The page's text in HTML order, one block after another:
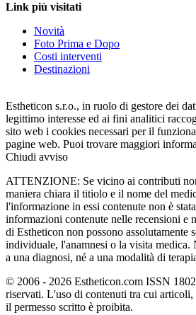
Link più visitati
Novità
Foto Prima e Dopo
Costi interventi
Destinazioni
Estheticon s.r.o., in ruolo di gestore dei
legittimo interesse ed ai fini analitici
sito web i cookies necessari per il
pagine web. Puoi trovare maggiori
Chiudi avviso
ATTENZIONE: Se vicino ai contributi
maniera chiara il titiolo e il nome del
l'informazione in essi contenute non è
informazioni contenute nelle recensioni e
di Estheticon non possono assolutamente
individuale, l'anamnesi o la visita medica.
a una diagnosi, né a una modalità di
© 2006 - 2026 Estheticon.com ISSN
riservati. L'uso di contenuti tra cui articoli,
il permesso scritto è proibita.